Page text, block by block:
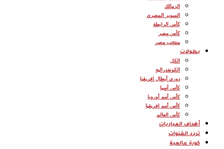
الزمالك
السوبر المصري
كأس الرابطة
كأس مصر
منتخب مصر
بطولات
الكل
الكونفدرالية
دوري أبطال إفريقيا
كأس أسيا
كأس أمم أوروبا
كأس أمم إفريقيا
كأس العالم
أهداف المباريات
تردد القنوات
كورة عالمية